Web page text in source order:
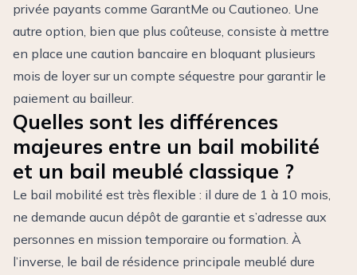
privée payants comme GarantMe ou Cautioneo. Une
autre option, bien que plus coûteuse, consiste à mettre
en place une caution bancaire en bloquant plusieurs
mois de loyer sur un compte séquestre pour garantir le
paiement au bailleur.
Quelles sont les différences
majeures entre un bail mobilité
et un bail meublé classique ?
Le bail mobilité est très flexible : il dure de 1 à 10 mois,
ne demande aucun dépôt de garantie et s’adresse aux
personnes en mission temporaire ou formation. À
l’inverse, le bail de résidence principale meublé dure